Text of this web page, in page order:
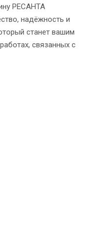
РЕСАНТА
надёжность и
станет вашим
связанных с